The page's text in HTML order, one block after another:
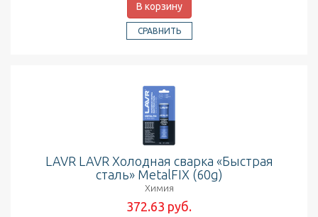
В корзину
СРАВНИТЬ
LAVR LAVR Холодная сварка «Быстрая
сталь» MetalFIX (60g)
Химия
372.63 руб.